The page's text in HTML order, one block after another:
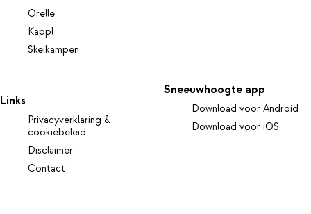
Orelle
Kappl
Skeikampen
Links
Privacyverklaring &
cookiebeleid
Disclaimer
Contact
Sneeuwhoogte app
Download voor Android
Download voor iOS